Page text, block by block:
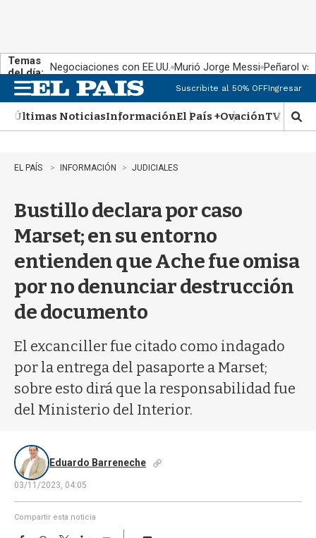
Temas
del día: Negociaciones con EE.UU. Murió Jorge Messi Peñarol
n
u
Suscribite al 50% OFFIngresar
Últimas NoticiasInformaciónEl País +OvaciónTV Show
M
o
q
EL PAÍS INFORMACIÓN JUDICIALES
Bustillo declara por caso
Marset; en su entorno
entienden que Ache fue omisa
por no denunciar destrucción
de documento
El excanciller fue citado como indagado
por la entrega del pasaporte a Marset;
sobre esto dirá que la responsabilidad fue
del Ministerio del Interior.
Eduardo Barreneche
03/11/2023, 04:05
Compartir esta noticia